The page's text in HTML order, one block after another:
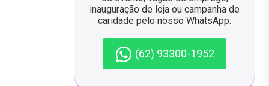
inauguração de loja ou campanha de
caridade pelo nosso WhatsApp:
(62) 93300-1952